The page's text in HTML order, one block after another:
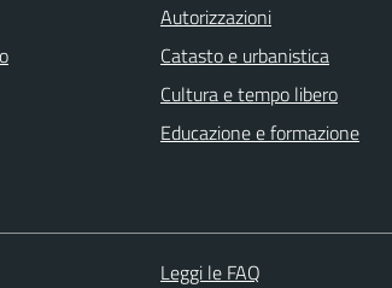
Autorizzazioni
Catasto e urbanistica
Cultura e tempo libero
Educazione e formazione
Leggi le FAQ